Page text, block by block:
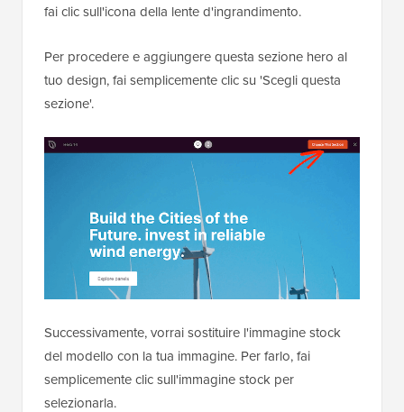
fai clic sull'icona della lente d'ingrandimento.
Per procedere e aggiungere questa sezione hero al
tuo design, fai semplicemente clic su 'Scegli questa
sezione'.
Successivamente, vorrai sostituire l'immagine stock
del modello con la tua immagine. Per farlo, fai
semplicemente clic sull'immagine stock per
selezionarla.